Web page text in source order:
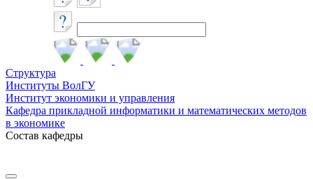
Структура
Институты ВолГУ
Институт экономики и управления
Кафедра прикладной информатики и математических методов
в экономике
Состав кафедры